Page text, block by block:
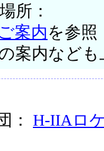
所：
案内を参照
案内など
： H-IIAロ